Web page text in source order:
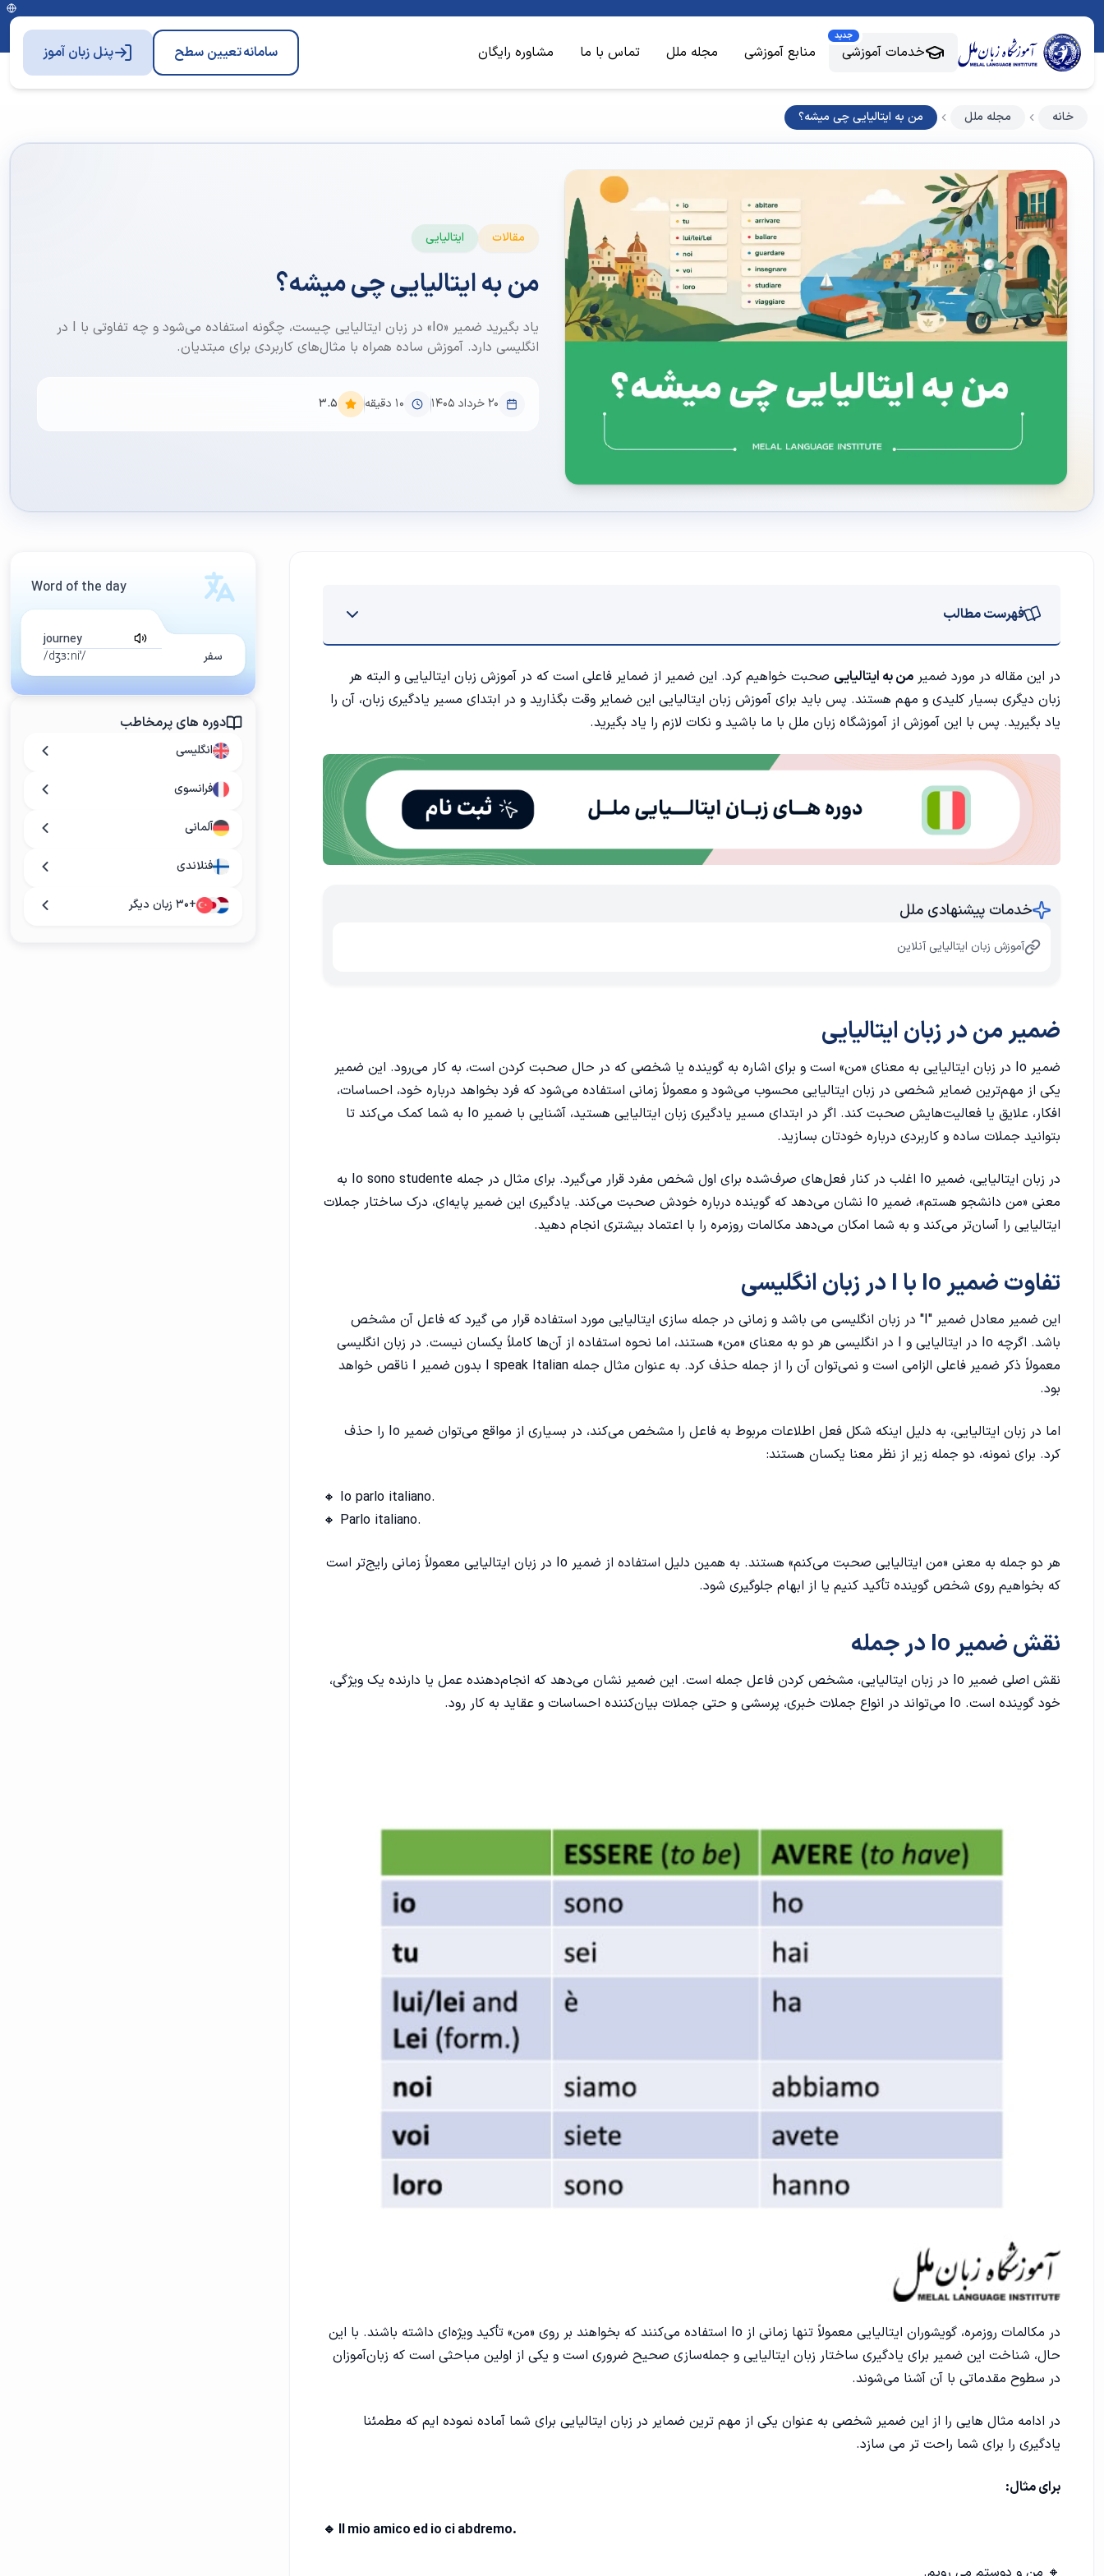
خدمات آموزشی
جدید
منابع آموزشی مجله ملل تماس با ما مشاوره رایگان سامانهتعیین سطح پنل زبان آموز
خانه مجله ملل من به ایتالیایی چی میشه؟
مقالات ایتالیایی
من به ایتالیایی چی میشه؟
یاد بگیرید ضمیر «Io» در زبان ایتالیایی چیست، چگونه استفاده می‌شود و چه تفاوتی با I در
انگلیسی دارد. آموزش ساده همراه با مثال‌های کاربردی برای مبتدیان.
۲۰ خرداد ۱۴۰۵ 10 دقیقه 3.5
فهرست مطالب
ضمیر من در زبان ایتالیایی
تفاوت ضمیر Io با I در زبان انگلیسی
نقش ضمیر Io در جمله
صرف چند فعل پرکاربرد با ضمیر Io
مثال های دیگر در مورد ضمیر io
اشتباهات رایج فارسی‌زبانان در استفاده از Io
جمع بندی
تمرینات من به ایتالیایی
در این مقاله در مورد ضمیر من به ایتالیایی صحبت خواهیم کرد. این ضمیر از ضمایر فاعلی است که در آموزش زبان ایتالیایی و البته هر
زبان دیگری بسیار کلیدی و مهم هستند‌. پس باید برای آموزش زبان ایتالیایی این ضمایر وقت بگذارید و در ابتدای مسیر یادگیری زبان، آن را
یاد بگیرید. پس با این آموزش از آموزشگاه زبان ملل با ما باشید و نکات لازم را یاد بگیرید.
خدمات پیشنهادی ملل
آموزش زبان ایتالیایی آنلاین
ضمیر من در زبان ایتالیایی
ضمیر Io در زبان ایتالیایی به معنای «من» است و برای اشاره به گوینده یا شخصی که در حال صحبت کردن است، به کار می‌رود. این ضمیر
یکی از مهم‌ترین ضمایر شخصی در زبان ایتالیایی محسوب می‌شود و معمولاً زمانی استفاده می‌شود که فرد بخواهد درباره خود، احساسات،
افکار، علایق یا فعالیت‌هایش صحبت کند. اگر در ابتدای مسیر یادگیری زبان ایتالیایی هستید، آشنایی با ضمیر Io به شما کمک می‌کند تا
بتوانید جملات ساده و کاربردی درباره خودتان بسازید.
در زبان ایتالیایی، ضمیر Io اغلب در کنار فعل‌های صرف‌شده برای اول شخص مفرد قرار می‌گیرد. برای مثال در جمله Io sono studente به
معنی «من دانشجو هستم»، ضمیر Io نشان می‌دهد که گوینده درباره خودش صحبت می‌کند. یادگیری این ضمیر پایه‌ای، درک ساختار جملات
ایتالیایی را آسان‌تر می‌کند و به شما امکان می‌دهد مکالمات روزمره را با اعتماد بیشتری انجام دهید.
تفاوت ضمیر Io با I در زبان انگلیسی
این ضمیر معادل ضمیر "I" در زبان انگلیسی می باشد و زمانی در جمله سازی ایتالیایی مورد استفاده قرار می گیرد که فاعل آن مشخص
باشد‌. اگرچه Io در ایتالیایی و I در انگلیسی هر دو به معنای «من» هستند، اما نحوه استفاده از آن‌ها کاملاً یکسان نیست. در زبان انگلیسی
معمولاً ذکر ضمیر فاعلی الزامی است و نمی‌توان آن را از جمله حذف کرد. به عنوان مثال جمله I speak Italian بدون ضمیر I ناقص خواهد
بود.
اما در زبان ایتالیایی، به دلیل اینکه شکل فعل اطلاعات مربوط به فاعل را مشخص می‌کند، در بسیاری از مواقع می‌توان ضمیر Io را حذف
کرد. برای نمونه، دو جمله زیر از نظر معنا یکسان هستند:
🔸 Io parlo italiano.
🔸 Parlo italiano.
هر دو جمله به معنی «من ایتالیایی صحبت می‌کنم» هستند. به همین دلیل استفاده از ضمیر Io در زبان ایتالیایی معمولاً زمانی رایج‌تر است
که بخواهیم روی شخص گوینده تأکید کنیم یا از ابهام جلوگیری شود.
نقش ضمیر Io در جمله
نقش اصلی ضمیر Io در زبان ایتالیایی، مشخص کردن فاعل جمله است. این ضمیر نشان می‌دهد که انجام‌دهنده عمل یا دارنده یک ویژگی،
خود گوینده است. Io می‌تواند در انواع جملات خبری، پرسشی و حتی جملات بیان‌کننده احساسات و عقاید به کار رود.
در مکالمات روزمره، گویشوران ایتالیایی معمولاً تنها زمانی از Io استفاده می‌کنند که بخواهند بر روی «من» تأکید ویژه‌ای داشته باشند. با این
حال، شناخت این ضمیر برای یادگیری ساختار زبان ایتالیایی و جمله‌سازی صحیح ضروری است و یکی از اولین مباحثی است که زبان‌آموزان
در سطوح مقدماتی با آن آشنا می‌شوند.
در ادامه مثال هایی را از این ضمیر شخصی به عنوان یکی از مهم ترین ضمایر در زبان ایتالیایی برای شما آماده نموده ایم که مطمئنا
یادگیری را برای شما راحت تر می سازد.
برای مثال:
🔹 Il mio amico ed io ci abdremo.
Word of the day
journey
سفر
/ˈdʒɜːni/
دوره های پرمخاطب
انگلیسی
فرانسوی
آلمانی
فنلاندی
+۳۰ زبان دیگر